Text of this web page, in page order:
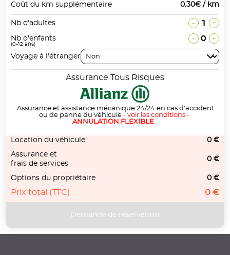
Coût du km supplémentaire
0.30€ / km
Nb d'adultes - 1 +
Nb d'enfants
(0-12 ans)
- 0 +
Voyage à l'étranger
Assurance Tous Risques
Assurance et assistance mécanique 24/24 en cas d'accident
ou de panne du véhicule - voir les conditions-
ANNULATION FLEXIBLE
Location du véhicule
0 €
Assurance et
frais de services
0 €
Options du propriétaire 0 €
Prix total (TTC) 0 €